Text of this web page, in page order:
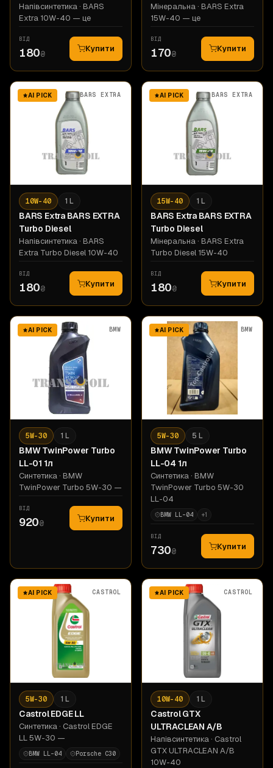
Напівсинтетика · BARS
Extra 10W-40 — це
ВІД
180₴ Купити
Мінеральна · BARS Extra
15W-40 — це
ВІД
170₴ Купити
AI PICK BARS EXTRA
10W-40 1 L
BARS Extra BARS ЕХТRА
Turbo Diesel
Напівсинтетика · BARS
Extra Turbo Diesel 10W-40
ВІД
180₴ Купити
AI PICK BARS EXTRA
15W-40 1 L
BARS Extra BARS ЕХТRА
Turbo Diesel
Мінеральна · BARS Extra
Turbo Diesel 15W-40
ВІД
180₴ Купити
AI PICK BMW
5W-30 1 L
BMW TwinPower Turbo
LL-01 1л
Синтетика · BMW
TwinPower Turbo 5W-30 —
ВІД
920₴ Купити
AI PICK BMW
5W-30 5 L
BMW TwinPower Turbo
LL-04 1л
Синтетика · BMW
TwinPower Turbo 5W-30
LL-04
BMW LL-04 +1
ВІД
730₴ Купити
AI PICK CASTROL
5W-30 1 L
CastrolEDGE LL
Синтетика · Castrol EDGE
LL 5W-30 —
BMW LL-04 Porsche C30
AI PICK CASTROL
10W-40 1 L
CastrolGTX
ULTRACLEAN A/B
Напівсинтетика · Castrol
GTX ULTRACLEAN A/B
10W-40